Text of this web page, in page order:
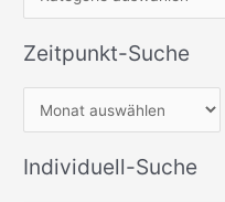
Zeitpunkt-Suche
Individuell-Suche